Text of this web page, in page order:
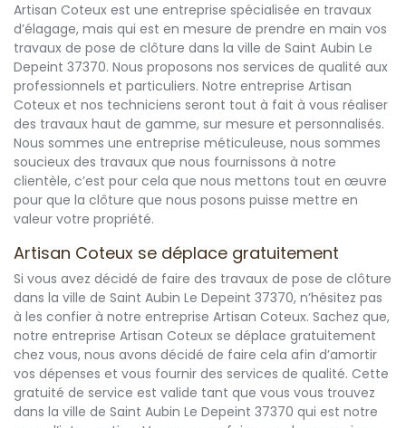
Artisan Coteux est une entreprise spécialisée en travaux
d’élagage, mais qui est en mesure de prendre en main vos
travaux de pose de clôture dans la ville de Saint Aubin Le
Depeint 37370. Nous proposons nos services de qualité aux
professionnels et particuliers. Notre entreprise Artisan
Coteux et nos techniciens seront tout à fait à vous réaliser
des travaux haut de gamme, sur mesure et personnalisés.
Nous sommes une entreprise méticuleuse, nous sommes
soucieux des travaux que nous fournissons à notre
clientèle, c’est pour cela que nous mettons tout en œuvre
pour que la clôture que nous posons puisse mettre en
valeur votre propriété.
Artisan Coteux se déplace gratuitement
Si vous avez décidé de faire des travaux de pose de clôture
dans la ville de Saint Aubin Le Depeint 37370, n’hésitez pas
à les confier à notre entreprise Artisan Coteux. Sachez que,
notre entreprise Artisan Coteux se déplace gratuitement
chez vous, nous avons décidé de faire cela afin d’amortir
vos dépenses et vous fournir des services de qualité. Cette
gratuité de service est valide tant que vous vous trouvez
dans la ville de Saint Aubin Le Depeint 37370 qui est notre